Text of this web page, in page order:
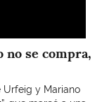
no se compra,
Urfeig y Mariano